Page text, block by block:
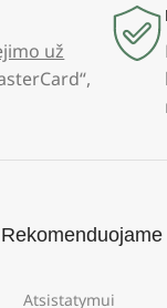
už
Rekomenduojame
Atsistatymui